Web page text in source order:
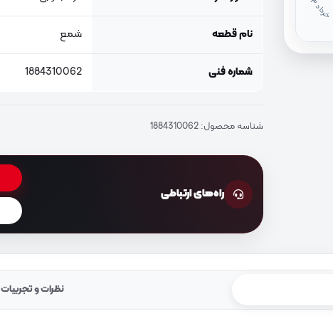
خ
ر
داد
۳
نام قطعه شمع
شماره فنی 1884310062
شناسه محصول:1884310062
راه‌های ارتباطی
نظرات و تجربیات